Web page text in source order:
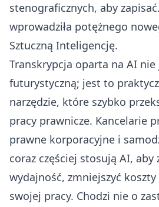
stenograficznych, aby
wprowadziła potężnego
Sztuczną Inteligencję.
Transkrypcja oparta na AI
futurystyczną; jest to
narzędzie, które szybko
pracy prawnicze. Kancelarie
prawne korporacyjne i
coraz częściej stosują AI, aby
wydajność, zmniejszyć
swojej pracy. Chodzi nie o